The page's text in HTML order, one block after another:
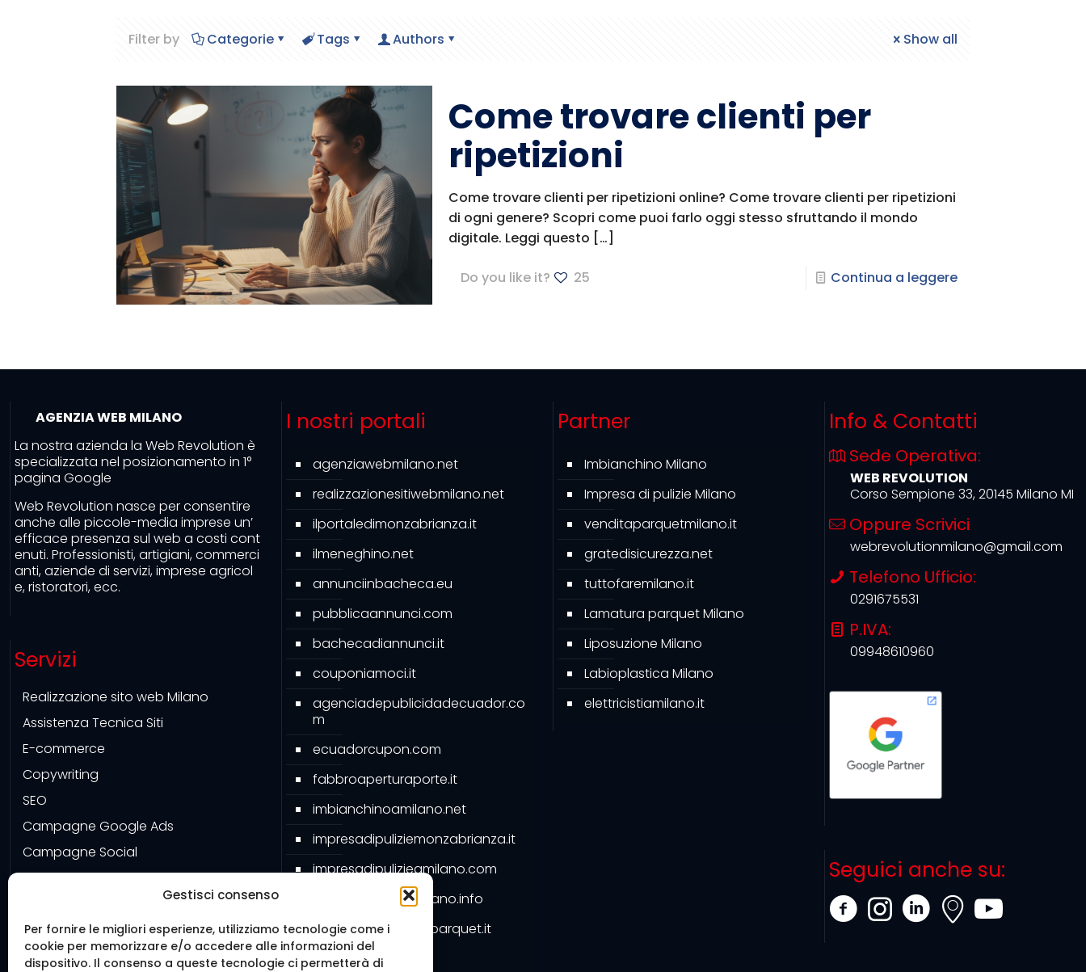
Gestisci consenso
Per fornire le migliori esperienze, utilizziamo tecnologie come i
cookie per memorizzare e/o accedere alle informazioni del
dispositivo. Il consenso a queste tecnologie ci permetterà di
Filter by Categorie Tags Authors Show all
Come trovare clienti per
ripetizioni
Come trovare clienti per ripetizioni online? Come trovare clienti per ripetizioni
di ogni genere? Scopri come puoi farlo oggi stesso sfruttando il mondo
digitale. Leggi questo […]
Do you like it? 25 Continua a leggere
AGENZIA WEB MILANO
La nostra azienda la Web Revolution è
specializzata nel posizionamento in 1°
pagina Google
Web Revolution nasce per consentire
anche alle piccole-media imprese un’
efficace presenza sul web a costi cont
enuti. Professionisti, artigiani, commerci
anti, aziende di servizi, imprese agricol
e, ristoratori, ecc.
Servizi
Realizzazione sito web Milano
Assistenza Tecnica Siti
E-commerce
Copywriting
SEO
Campagne Google Ads
Campagne Social
Google My Business
Software
I nostri portali
agenziawebmilano.net
realizzazionesitiwebmilano.net
ilportaledimonzabrianza.it
ilmeneghino.net
annunciinbacheca.eu
pubblicaannunci.com
bachecadiannunci.it
couponiamoci.it
agenciadepublicidadecuador.co
m
ecuadorcupon.com
fabbroaperturaporte.it
imbianchinoamilano.net
impresadipuliziemonzabrianza.it
impresadipulizieamilano.com
impresadipuliziemilano.info
pavimentimarmoeparquet.it
Mister Preventivo
Partner
Imbianchino Milano
Impresa di pulizie Milano
venditaparquetmilano.it
gratedisicurezza.net
tuttofaremilano.it
Lamatura parquet Milano
Liposuzione Milano
Labioplastica Milano
elettricistiamilano.it
Info & Contatti
Sede Operativa:
WEB REVOLUTION
Corso Sempione 33, 20145 Milano MI
Oppure Scrivici
webrevolutionmilano@gmail.com
Telefono Ufficio:
0291675531
P.IVA:
09948610960
Seguici anche su: